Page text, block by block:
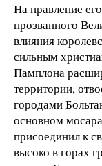
На правление
прозванного
влияния
сильным
Памплона
территории,
городами
основном
присоединил к
высоко в горах